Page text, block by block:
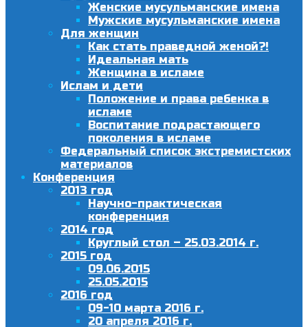
Женские мусульманские имена
Мужские мусульманские имена
Для женщин
Как стать праведной женой?!
Идеальная мать
Женщина в исламе
Ислам и дети
Положение и права ребенка в
исламе
Воспитание подрастающего
поколения в исламе
Федеральный список экстремистских
материалов
Конференция
2013 год
Научно-практическая
конференция
2014 год
Круглый стол – 25.03.2014 г.
2015 год
09.06.2015
25.05.2015
2016 год
09-10 марта 2016 г.
20 апреля 2016 г.